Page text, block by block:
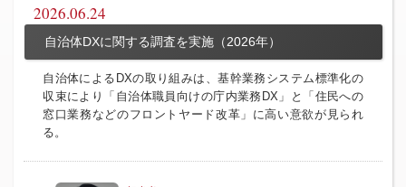
2026.06.24
自治体DXに関する調査を実施（2026年）
自治体によるDXの取り組みは、基幹業務システム標準化の
収束により「自治体職員向けの庁内業務DX」と「住民への
窓口業務などのフロントヤード改革」に高い意欲が見られ
る。